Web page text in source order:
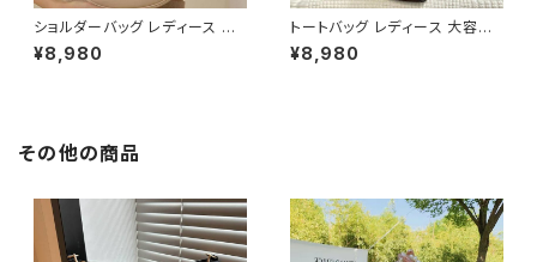
ショルダーバッグ レディース ハ
ーフムーンバッグ ワンショルダ
ー ミニバッグ 斜めがけバッグ 2
¥8,980
トートバッグ レディース 大容量
レザー調 ビッグバッグ シンプル
肩掛けバッグ 通勤バッグ 通学バ
¥8,980
その他の商品